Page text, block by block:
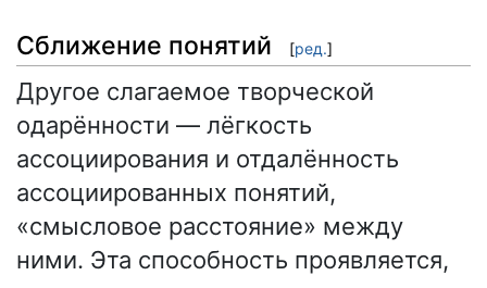
Сближение понятий [ред.]
Другое слагаемое творческой
одарённости — лёгкость
ассоциирования и отдалённость
ассоциированных понятий,
«смысловое расстояние» между
ними. Эта способность проявляется,